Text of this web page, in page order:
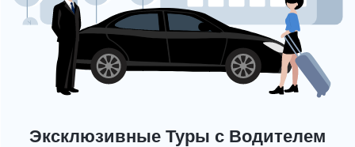
Эксклюзивные Туры с Водителем